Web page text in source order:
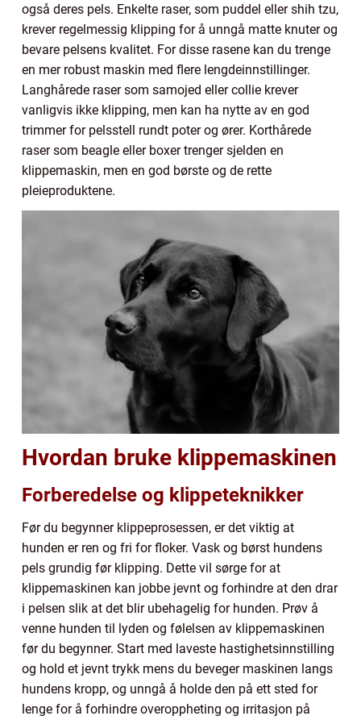
også deres pels. Enkelte raser, som puddel eller shih tzu,
krever regelmessig klipping for å unngå matte knuter og
bevare pelsens kvalitet. For disse rasene kan du trenge
en mer robust maskin med flere lengdeinnstillinger.
Langhårede raser som samojed eller collie krever
vanligvis ikke klipping, men kan ha nytte av en god
trimmer for pelsstell rundt poter og ører. Korthårede
raser som beagle eller boxer trenger sjelden en
klippemaskin, men en god børste og de rette
pleieproduktene.
Hvordan bruke klippemaskinen
Forberedelse og klippeteknikker
Før du begynner klippeprosessen, er det viktig at
hunden er ren og fri for floker. Vask og børst hundens
pels grundig før klipping. Dette vil sørge for at
klippemaskinen kan jobbe jevnt og forhindre at den drar
i pelsen slik at det blir ubehagelig for hunden. Prøv å
venne hunden til lyden og følelsen av klippemaskinen
før du begynner. Start med laveste hastighetsinnstilling
og hold et jevnt trykk mens du beveger maskinen langs
hundens kropp, og unngå å holde den på ett sted for
lenge for å forhindre overoppheting og irritasjon på